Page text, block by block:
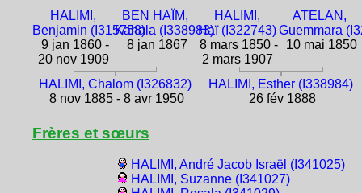
HALIMI,
Benjamin (I315758)
9 jan 1860 -
20 nov 1909
BEN HAÏM,
Kahala (I338983)
8 jan 1867
HALIMI,
Haï (I322743)
8 mars 1850 -
2 mars 1907
ATELAN,
Guemmara
10 mai 1850
HALIMI, Chalom (I326832)
8 nov 1885 - 8 avr 1950
HALIMI, Esther (I338984)
26 fév 1888
Frères et sœurs
HALIMI, André Jacob Israël (I341025)
HALIMI, Suzanne (I341027)